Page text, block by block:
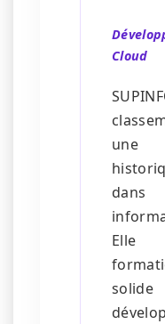
Cloud
Elle